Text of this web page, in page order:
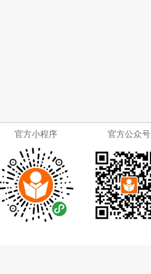
官方公众号
官方小程序